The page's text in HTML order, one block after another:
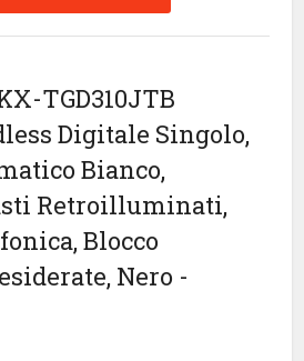
TGD310JTB
Digitale Singolo,
Bianco,
Retroilluminati,
Blocco
Nero -